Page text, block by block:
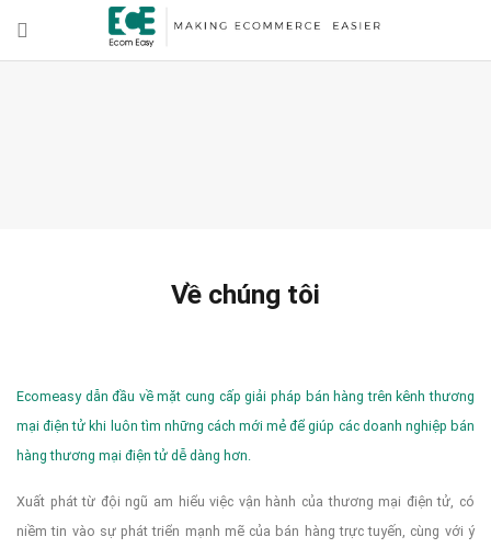
Về chúng tôi
Ecomeasy dẫn đầu về mặt cung cấp giải pháp bán hàng trên kênh thương
mại điện tử khi luôn tìm những cách mới mẻ để giúp các doanh nghiệp bán
hàng thương mại điện tử dễ dàng hơn.
Xuất phát từ đội ngũ am hiểu việc vận hành của thương mại điện tử, có
niềm tin vào sự phát triển mạnh mẽ của bán hàng trực tuyến, cùng với ý